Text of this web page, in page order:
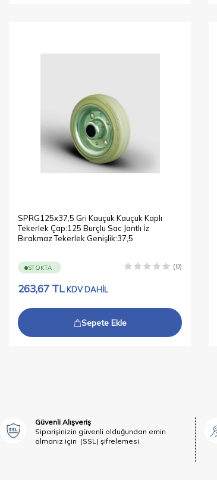
SPRG125x37,5 Gri Kauçuk Kauçuk Kaplı
Tekerlek Çap:125 Burçlu Sac Jantlı İz
Bırakmaz Tekerlek Genişlik:37,5
STOKTA (0)
263,67 TL KDV DAHİL
Sepete Ekle
Güvenli Alışveriş
Siparişinizin güvenli olduğundan emin
olmanız için (SSL) şifrelemesi.